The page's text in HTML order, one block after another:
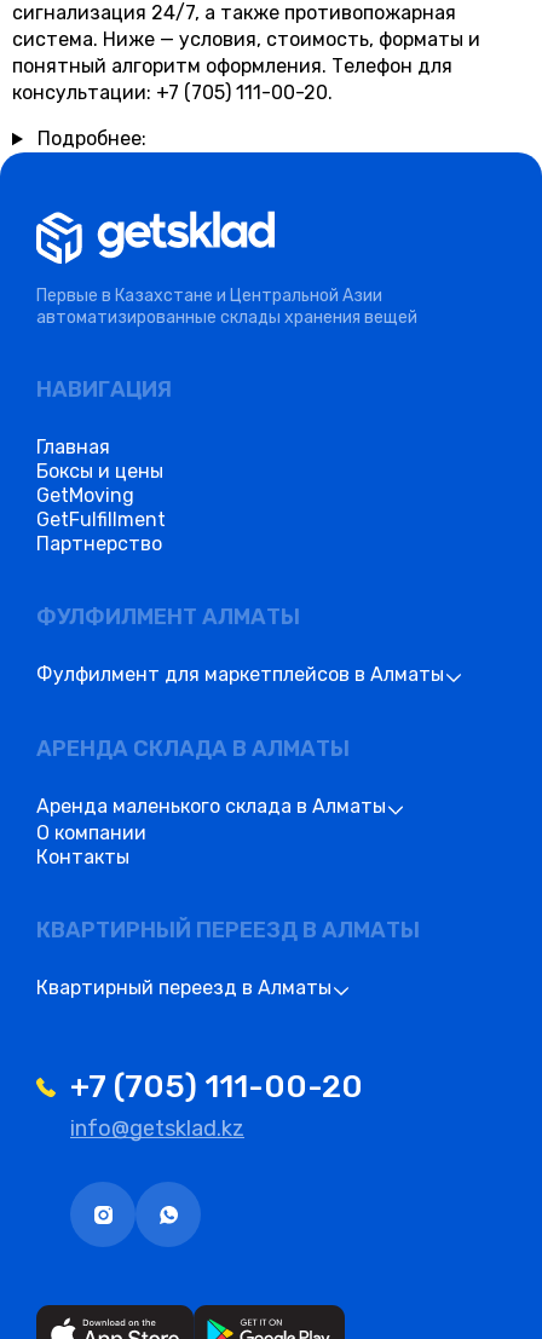
сигнализация 24/7, а также противопожарная
система. Ниже — условия, стоимость, форматы и
понятный алгоритм оформления. Телефон для
консультации: +7 (705) 111-00-20.
Подробнее:
Первые в Казахстане и Центральной Азии
автоматизированные склады хранения вещей
НАВИГАЦИЯ
Главная
Боксы и цены
GetMoving
GetFulfillment
Партнерство
ФУЛФИЛМЕНТ АЛМАТЫ
Фулфилмент для маркетплейсов в Алматы
АРЕНДА СКЛАДА В АЛМАТЫ
Аренда маленького склада в Алматы
О компании
Контакты
КВАРТИРНЫЙ ПЕРЕЕЗД В АЛМАТЫ
Квартирный переезд в Алматы
+7 (705) 111-00-20
info@getsklad.kz